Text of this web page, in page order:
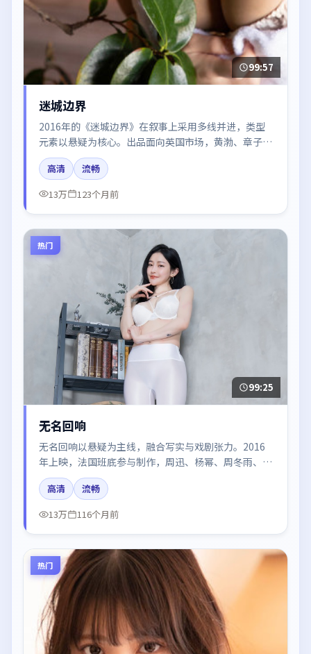
99:57
迷城边界
2016年的《迷城边界》在叙事上采用多线并进，类型
元素以悬疑为核心。出品面向英国市场，黄渤、章子
怡、河正宇、刘亦菲所饰角色推动关键反转，结尾留白
引发讨论。
高清
流畅
13万
123个月前
热门
99:25
无名回响
无名回响以悬疑为主线，融合写实与戏剧张力。2016
年上映，法国班底参与制作，周迅、杨幂、周冬雨、倪
妮在片中呈现细腻表演，影像风格统一，配乐与剪辑强
化了情绪曲线。
高清
流畅
13万
116个月前
热门